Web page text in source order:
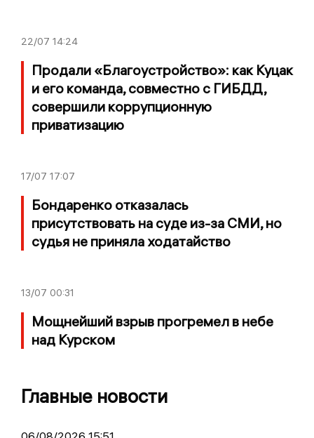
22/07 14:24
Продали «Благоустройство»: как Куцак
и его команда, совместно с ГИБДД,
совершили коррупционную
приватизацию
17/07 17:07
Бондаренко отказалась
присутствовать на суде из-за СМИ, но
судья не приняла ходатайство
13/07 00:31
Мощнейший взрыв прогремел в небе
над Курском
Главные новости